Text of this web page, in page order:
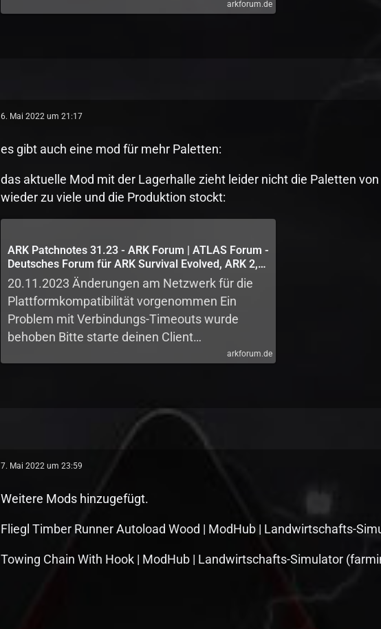
arkforum.de
6. Mai 2022 um 21:17
es gibt auch eine mod für mehr Paletten:
das aktuelle Mod mit der Lagerhalle zieht leider nicht die Paletten
wieder zu viele und die Produktion stockt:
ARK Patchnotes 31.23 - ARK Forum | ATLAS Forum -
Deutsches Forum für ARK Survival Evolved, ARK 2,
ARK Survival Ascended & ATLAS MMO
20.11.2023 Änderungen am Netzwerk für die
Plattformkompatibilität vorgenommen Ein
Problem mit Verbindungs-Timeouts wurde
behoben Bitte starte deinen Client…
arkforum.de
7. Mai 2022 um 23:59
Weitere Mods hinzugefügt.
Fliegl Timber Runner Autoload Wood | ModHub | Landwirtschafts-
Towing Chain With Hook | ModHub | Landwirtschafts-Simulator